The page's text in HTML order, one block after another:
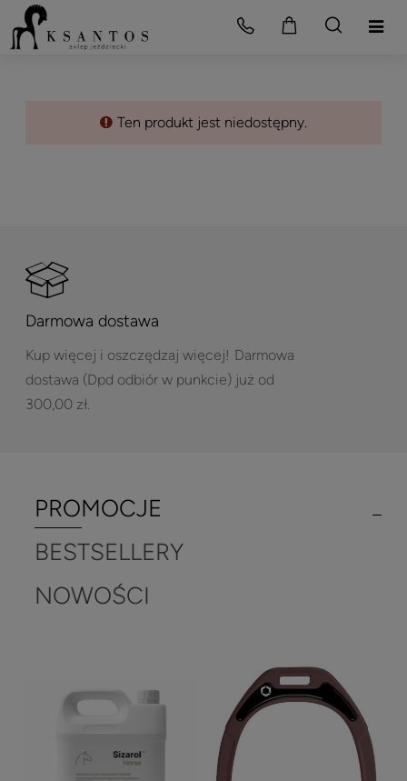
Ten produkt jest niedostępny.
Darmowa dostawa
Kup więcej i oszczędzaj więcej! Darmowa
dostawa (Dpd odbiór w punkcie) już od
300,00 zł.
PROMOCJE
NOWOŚCI
BESTSELLERY